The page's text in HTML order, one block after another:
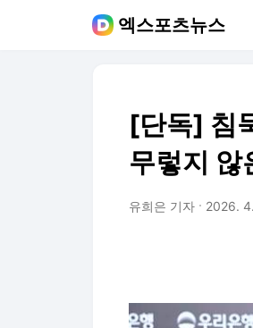
엑스포츠뉴스
[단독] 침
무렇지
유희은 기자 2026.